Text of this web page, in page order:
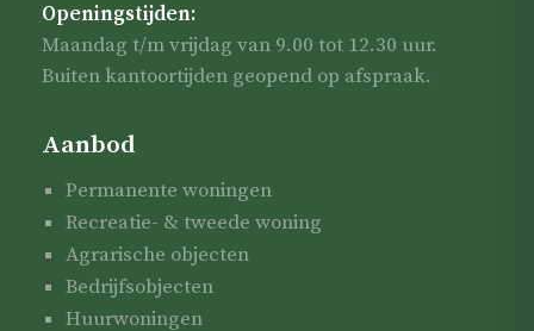
Aanbod
Permanente woningen
Recreatie- & tweede woning
Agrarische objecten
Bedrijfsobjecten
Huurwoningen
Openingstijden:
Maandag t/m vrijdag van 9.00 tot 12.30 uur.
Buiten kantoortijden geopend op afspraak.